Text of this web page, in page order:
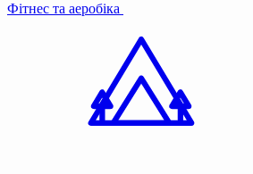
Фітнес та аеробіка